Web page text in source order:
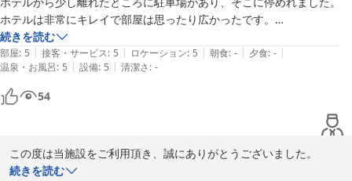
す。
ご投稿ありがとうございました。
2022-10-24
ホテルは非常にキレイで部屋は思ったり広かったです。
リビングとベッドルームが別室で子供が寝てからもリビングでゆっくり
できました！
続きを読む
部屋: 5 | 接客・サービス: 5 | ロケーション: 5 | 朝食: - | 夕食: - |
温泉・お風呂: 5 | 設備: 5 | 清潔さ: -
54
この度は当施設をご利用頂き、誠にありがとうございました。
ご投稿への返信が遅くなり申し訳ございません。
続きを読む